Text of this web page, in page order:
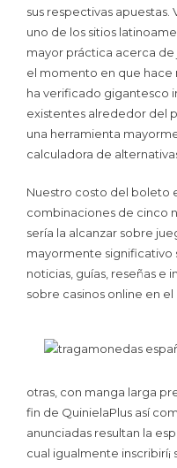
sus respectivas
uno de los sitios
mayor práctica acerca
el momento en que hace
ha verificado gigantesco
existentes alrededor del
una herramienta
calculadora de
Nuestro costo del boleto
combinaciones de cinco
serí­a la alcanzar sobre
mayormente significativo
noticias, guías, reseñas
sobre casinos online en
otras, con manga larga
fin de QuinielaPlus así­
anunciadas resultan la
cual igualmente inscribirí¡